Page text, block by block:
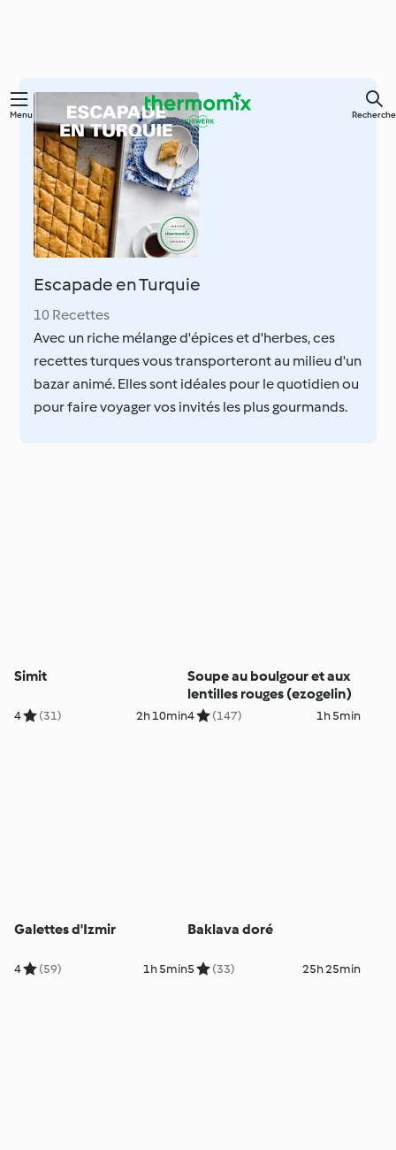
Skip
content
Menu Recherche
Escapade en Turquie
10 Recettes
Avec un riche mélange d'épices et d'herbes, ces
recettes turques vous transporteront au milieu d'un
bazar animé. Elles sont idéales pour le quotidien ou
pour faire voyager vos invités les plus gourmands.
Simit
4 (31) 2h 10min
Soupe au boulgour et aux
lentilles rouges (ezogelin)
4 (147) 1h 5min
Galettes d'Izmir
4 (59) 1h 5min
Baklava doré
5 (33) 25h 25min